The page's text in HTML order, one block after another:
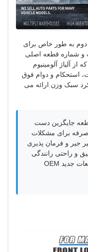
دوم به طور خاص برای
شده است و شماره قطعه اصلی
که از آلیاژ آلومینیوم
استحکام و دوام فوق
سبک وزن ارائه می
قطعه جایگزین دست
صرفه برای مشکلات
جیر و فرمان پذیری
و راحتی رانندگی
خودروی لوکس خود را بدون هزینه قطعات جدید OEM